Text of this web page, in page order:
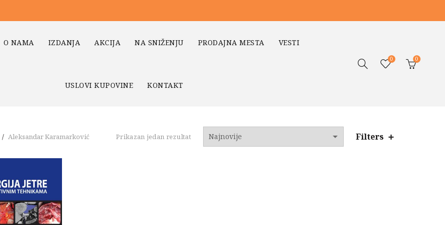
O NAMA IZDANJA AKCIJA NA SNIŽENJU PRODAJNA MESTA VESTI
USLOVI KUPOVINE KONTAKT
0 0
Aleksandar Karamarković Prikazan jedan rezultat Filters